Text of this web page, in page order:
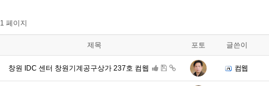
1 페이지
제목 포토 글쓴이
창원 IDC 센터 창원기계공구상가 237호 컴웹 컴웹